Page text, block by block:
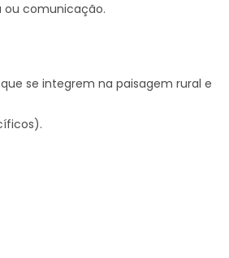
ou comunicação.
se integrem na paisagem rural e